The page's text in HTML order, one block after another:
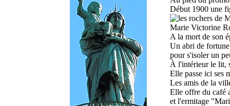
Début 1900 une
Marie Victorine
A la mort de son
Un abri de
pour s'isoler un
À l'intérieur le lit,
Elle passe ici ses
Les amis de la
Elle offre du café
et l'ermitage